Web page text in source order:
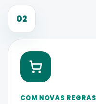
02
COM NOVAS REGRAS